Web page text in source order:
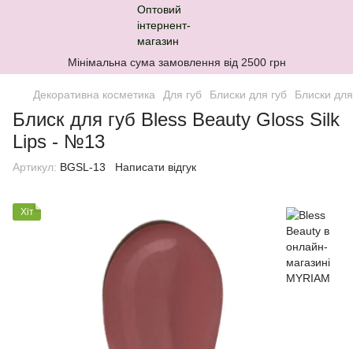
Мінімальна сума замовлення від 2500 грн
Декоративна косметика Для губ Блиски для губ Блиски
Блиск для губ Bless Beauty Gloss Silk
Lips - №13
Артикул: BGSL-13 Написати відгук
Хіт